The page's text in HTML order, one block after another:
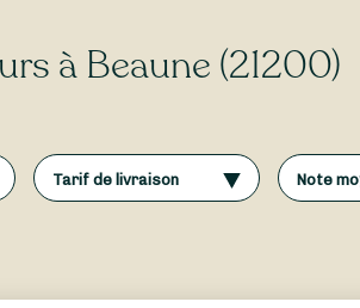
à Beaune (21200)
Tarif de livraison Note